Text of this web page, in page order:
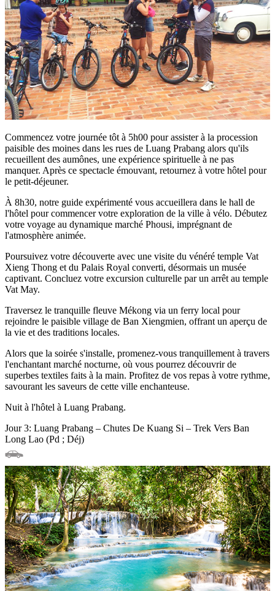
Commencez votre journée tôt à 5h00 pour assister à la procession
paisible des moines dans les rues de Luang Prabang alors qu'ils
recueillent des aumônes, une expérience spirituelle à ne pas
manquer. Après ce spectacle émouvant, retournez à votre hôtel pour
le petit-déjeuner.
À 8h30, notre guide expérimenté vous accueillera dans le hall de
l'hôtel pour commencer votre exploration de la ville à vélo. Débutez
votre voyage au dynamique marché Phousi, imprégnant de
l'atmosphère animée.
Poursuivez votre découverte avec une visite du vénéré temple Vat
Xieng Thong et du Palais Royal converti, désormais un musée
captivant. Concluez votre excursion culturelle par un arrêt au temple
Vat May.
Traversez le tranquille fleuve Mékong via un ferry local pour
rejoindre le paisible village de Ban Xiengmien, offrant un aperçu de
la vie et des traditions locales.
Alors que la soirée s'installe, promenez-vous tranquillement à travers
l'enchantant marché nocturne, où vous pourrez découvrir de
superbes textiles faits à la main. Profitez de vos repas à votre rythme,
savourant les saveurs de cette ville enchanteuse.
Nuit à l'hôtel à Luang Prabang.
Jour 3: Luang Prabang – Chutes De Kuang Si – Trek Vers Ban
Long Lao (Pd ; Déj)